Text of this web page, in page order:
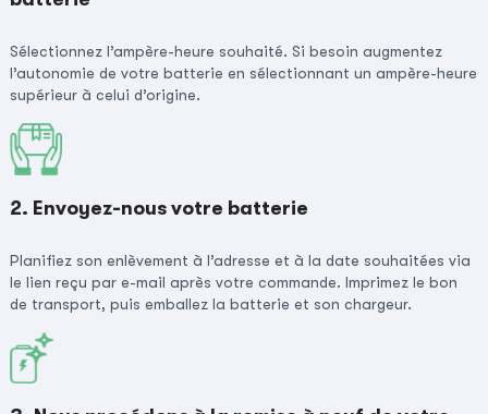
Sélectionnez l’ampère-heure souhaité. Si besoin augmentez
l’autonomie de votre batterie en sélectionnant un ampère-heure
supérieur à celui d’origine.
2. Envoyez-nous votre batterie
Planifiez son enlèvement à l’adresse et à la date souhaitées via
le lien reçu par e-mail après votre commande. Imprimez le bon
de transport, puis emballez la batterie et son chargeur.